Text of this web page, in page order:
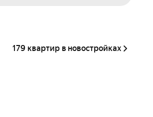
179 квартир в новостройках